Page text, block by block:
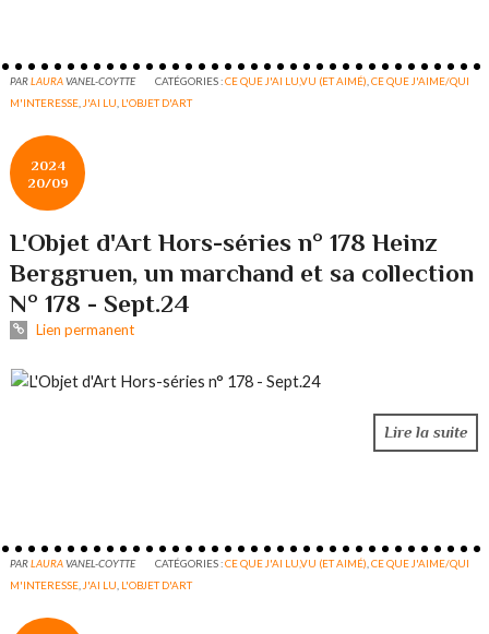
PARLAURAVANEL-COYTTE CATÉGORIES :CE QUE J'AI LU,VU (ET AIMÉ) ,CE QUE J'AIME/QUI
M'INTERESSE J'AI LU L'OBJET D'ART
2024
20/09
L'Objet d'Art Hors-séries n° 178 Heinz
Berggruen, un marchand et sa collection
N° 178 - Sept.24
Lien permanent
Lire la suite
PARLAURAVANEL-COYTTE CATÉGORIES :CE QUE J'AI LU,VU (ET AIMÉ) ,CE QUE J'AIME/QUI
M'INTERESSE J'AI LU L'OBJET D'ART